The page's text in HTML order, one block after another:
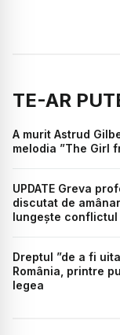
TE-AR
A murit Astrud
melodia ”The Girl
UPDATE Greva
discutat de
lungește
Dreptul ”de a fi
România, printre
legea